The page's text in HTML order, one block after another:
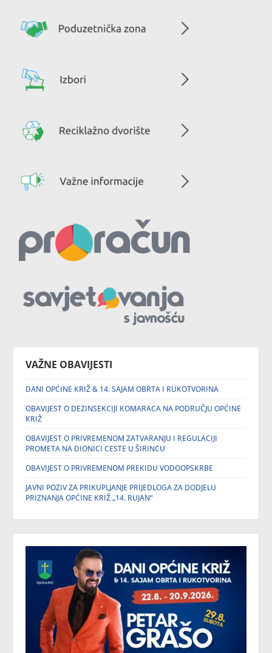
VAŽNE OBAVIJESTI
DANI OPĆINE KRIŽ & 14. SAJAM OBRTA I RUKOTVORINA
OBAVIJEST O DEZINSEKCIJI KOMARACA NA PODRUČJU OPĆINE
KRIŽ
OBAVIJEST O PRIVREMENOM ZATVARANJU I REGULACIJI
PROMETA NA DIONICI CESTE U ŠIRINCU
OBAVIJEST O PRIVREMENOM PREKIDU VODOOPSKRBE
JAVNI POZIV ZA PRIKUPLJANJE PRIJEDLOGA ZA DODJELU
PRIZNANJA OPĆINE KRIŽ „14. RUJAN“